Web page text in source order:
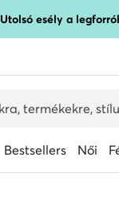
Utolsó esély a
Bestsellers Női